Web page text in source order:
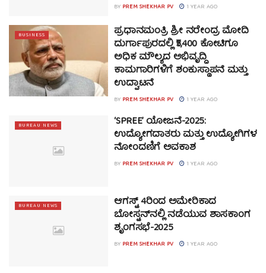
BY PREM SHEKHAR PV 1 YEAR AGO
BUSINESS ಪ್ರಧಾನಮಂತ್ರಿ ಶ್ರೀ ನರೇಂದ್ರ ಮೋದಿ
ದುರ್ಗಾಪುರದಲ್ಲಿ ₹5,400 ಕೋಟಿಗೂ
ಅಧಿಕ ಮೌಲ್ಯದ ಅಭಿವೃದ್ಧಿ
ಕಾಮಗಾರಿಗಳಿಗೆ ಶಂಕುಸ್ಥಾಪನೆ ಮತ್ತು
ಉದ್ಘಾಟನೆ
BY PREM SHEKHAR PV 1 YEAR AGO
BUREAU NEWS ‘SPREE’ ಯೋಜನೆ-2025:
ಉದ್ಯೋಗದಾತರು ಮತ್ತು ಉದ್ಯೋಗಿಗಳ
ನೋಂದಣಿಗೆ ಅವಕಾಶ
BY PREM SHEKHAR PV 1 YEAR AGO
BUREAU NEWS ಆಗಸ್ಟ್ 4ರಿಂದ ಅಮೇರಿಕಾದ
ಬೋಸ್ಟನ್‌ನಲ್ಲಿ ನಡೆಯುವ ಶಾಸಕಾಂಗ
ಶೃಂಗಸಭೆ-2025
BY PREM SHEKHAR PV 1 YEAR AGO